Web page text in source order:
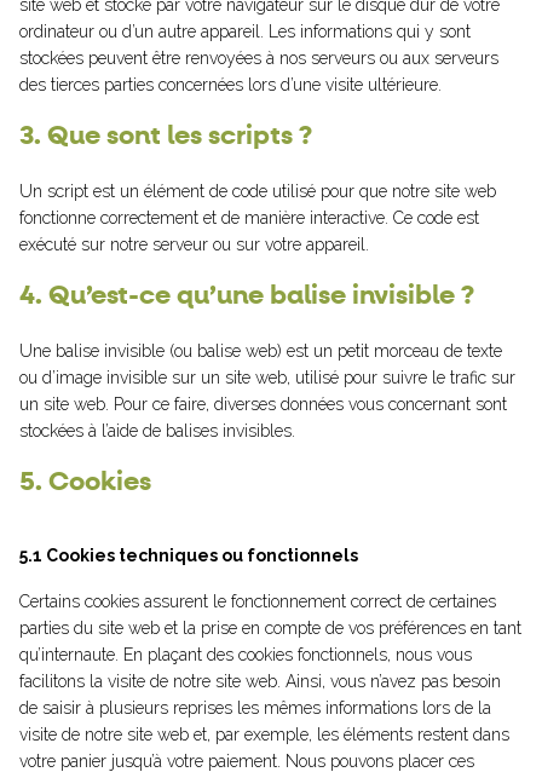
site web et stocké par votre navigateur sur le disque dur de votre
ordinateur ou d’un autre appareil. Les informations qui y sont
stockées peuvent être renvoyées à nos serveurs ou aux serveurs
des tierces parties concernées lors d’une visite ultérieure.
3. Que sont les scripts ?
Un script est un élément de code utilisé pour que notre site web
fonctionne correctement et de manière interactive. Ce code est
exécuté sur notre serveur ou sur votre appareil.
4. Qu’est-ce qu’une balise invisible ?
Une balise invisible (ou balise web) est un petit morceau de texte
ou d’image invisible sur un site web, utilisé pour suivre le trafic sur
un site web. Pour ce faire, diverses données vous concernant sont
stockées à l’aide de balises invisibles.
5. Cookies
5.1 Cookies techniques ou fonctionnels
Certains cookies assurent le fonctionnement correct de certaines
parties du site web et la prise en compte de vos préférences en tant
qu’internaute. En plaçant des cookies fonctionnels, nous vous
facilitons la visite de notre site web. Ainsi, vous n’avez pas besoin
de saisir à plusieurs reprises les mêmes informations lors de la
visite de notre site web et, par exemple, les éléments restent dans
votre panier jusqu’à votre paiement. Nous pouvons placer ces